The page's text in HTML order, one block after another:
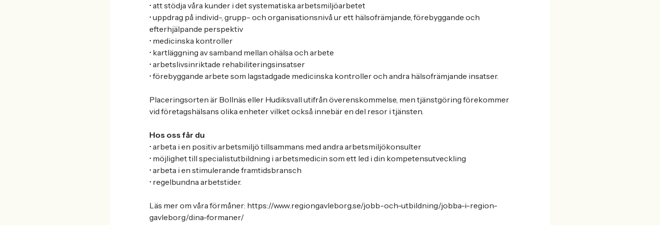
• att stödja våra kunder i det systematiska arbetsmiljöarbetet
• uppdrag på individ-, grupp- och organisationsnivå ur ett hälsofrämjande, förebyggande och
efterhjälpande perspektiv
• medicinska kontroller
• kartläggning av samband mellan ohälsa och arbete
• arbetslivsinriktade rehabiliteringsinsatser
• förebyggande arbete som lagstadgade medicinska kontroller och andra hälsofrämjande insatser.
Placeringsorten är Bollnäs eller Hudiksvall utifrån överenskommelse, men tjänstgöring förekommer
vid företagshälsans olika enheter vilket också innebär en del resor i tjänsten.
Hos oss får du
• arbeta i en positiv arbetsmiljö tillsammans med andra arbetsmiljökonsulter
• möjlighet till specialistutbildning i arbetsmedicin som ett led i din kompetensutveckling
• arbeta i en stimulerande framtidsbransch
• regelbundna arbetstider.
Läs mer om våra förmåner: https://www.regiongavleborg.se/jobb-och-utbildning/jobba-i-region-
gavleborg/dina-formaner/